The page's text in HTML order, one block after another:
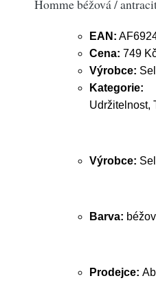
Homme béžová /
EAN:
Cena: 749
Výrobce:
Kategorie:
Udržitelnost,
Výrobce:
Barva:
Prodejce: